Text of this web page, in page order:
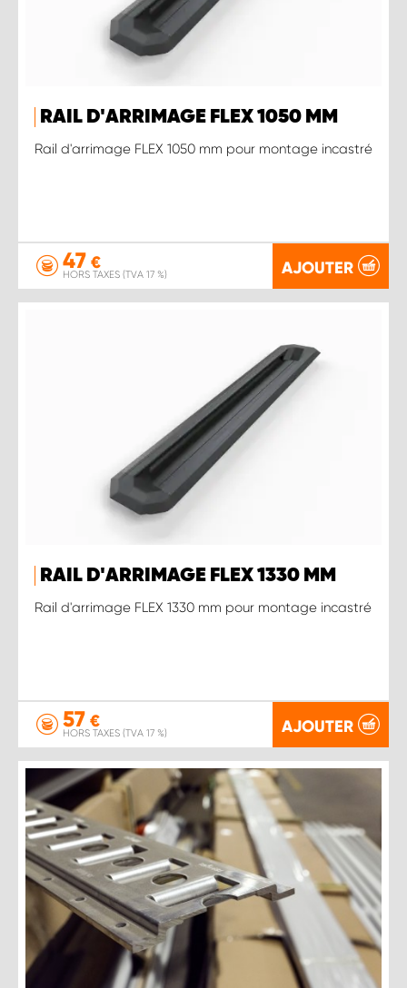
RAIL D'ARRIMAGE FLEX 1050 MM
Rail d'arrimage FLEX 1050 mm pour montage incastré
47 €
HORS TAXES (TVA 17 %) AJOUTER
RAIL D'ARRIMAGE FLEX 1330 MM
Rail d'arrimage FLEX 1330 mm pour montage incastré
57 €
HORS TAXES (TVA 17 %) AJOUTER